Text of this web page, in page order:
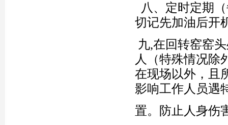
八、定时定期
切记先加油后开
九,在回转窑窑
人（特殊情况除
在现场以外，且
影响工作人员遇
置。防止人身伤